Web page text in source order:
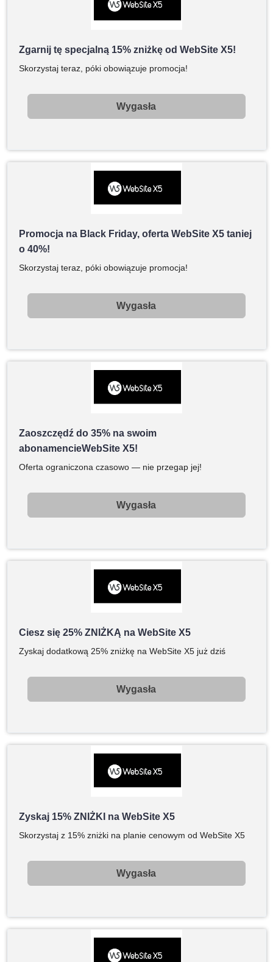
Zgarnij tę specjalną 15% zniżkę od WebSite X5!
Skorzystaj teraz, póki obowiązuje promocja!
Wygasła
Promocja na Black Friday, oferta WebSite X5 taniej
o 40%!
Skorzystaj teraz, póki obowiązuje promocja!
Wygasła
Zaoszczędź do 35% na swoim
abonamencieWebSite X5!
Oferta ograniczona czasowo — nie przegap jej!
Wygasła
Ciesz się 25% ZNIŻKĄ na WebSite X5
Zyskaj dodatkową 25% zniżkę na WebSite X5 już dziś
Wygasła
Zyskaj 15% ZNIŻKI na WebSite X5
Skorzystaj z 15% zniżki na planie cenowym od WebSite X5
Wygasła